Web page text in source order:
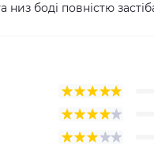
боді повністю